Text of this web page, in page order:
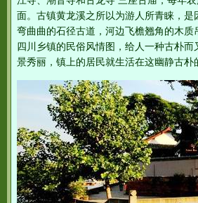
面。古镇黄龙溪之所以为游人所青睐，
弯曲曲的石径古道，河边飞檐翘角的木
四川乡镇的民俗风情图，给人一种古朴
景秀丽，镇上的居民就生活在这幽静古朴